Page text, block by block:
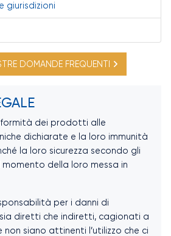
giurisdizioni
DOMANDE FREQUENTI
dei prodotti alle
dichiarate e la loro immunità
la loro sicurezza secondo gli
della loro messa in
per i danni di
diretti che indiretti, cagionati a
non siano attinenti l’utilizzo che ci